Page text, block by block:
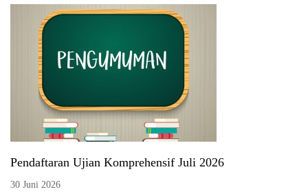
Pendaftaran Ujian Komprehensif Juli 2026
30 Juni 2026